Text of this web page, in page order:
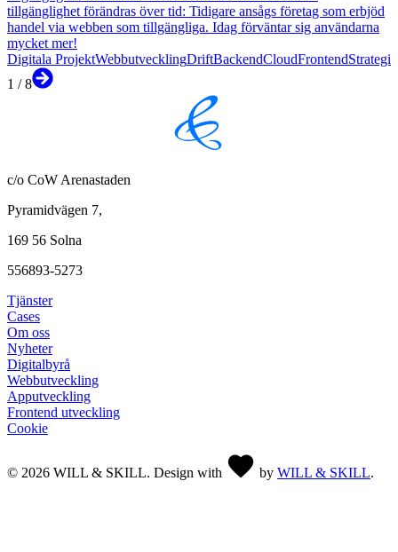
tillgänglighet förändras över tid: Tidigare ansågs företag som erbjöd
handel via webben som tillgängliga. Idag förväntar sig användarna
mycket mer!
Digitala ProjektWebbutvecklingDriftBackendCloudFrontendStrategi
1 /8
c/o CoW Arenastaden
Pyramidvägen 7,
169 56 Solna
556893-5273
Tjänster
Cases
Om oss
Nyheter
Digitalbyrå
Webbutveckling
Apputveckling
Frontend utveckling
Cookie
© 2026 WILL & SKILL. Design with by WILL & SKILL.